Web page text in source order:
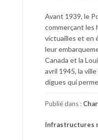
Avant 1939, le
commerçant les
victuailles et en
leur
Canada et la
avril 1945, la
digues qui
Publié dans :
Infrastructures